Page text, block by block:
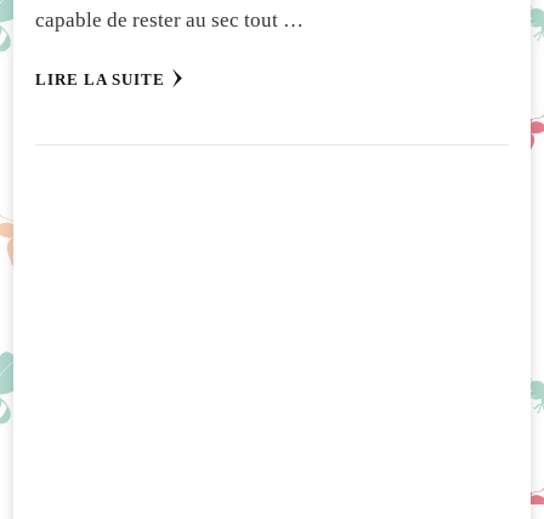
capable de rester au sec tout …
LIRE LA SUITE